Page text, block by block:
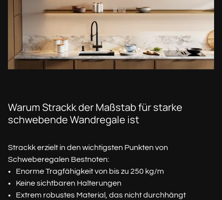
Warum Strackk der Maßstab für starke
schwebende Wandregale ist
Strackk erzielt in den wichtigsten Punkten von
Schweberegalen Bestnoten:
Enorme Tragfähigkeit von bis zu 250 kg/m
Keine sichtbaren Halterungen
Extrem robustes Material, das nicht durchhängt